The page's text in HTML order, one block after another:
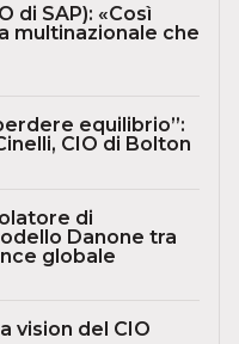
di SAP): «Così
multinazionale che
equilibrio”:
CIO di Bolton
di
Danone tra
globale
vision del CIO